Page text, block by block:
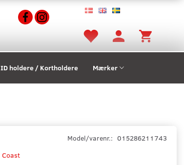
ID holdere / Kortholdere Mærker
Model/varenr.: 015286211743
Coast